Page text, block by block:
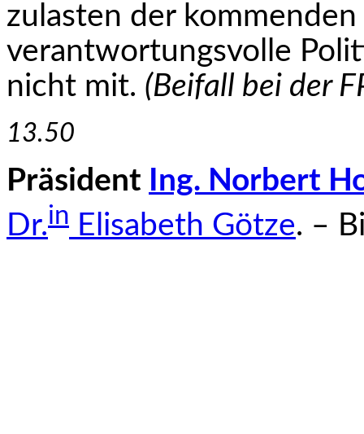
zulasten der
verantwortungsvolle
nicht mit. (Beifall bei der
13.50
Präsident
Ing. Norbert
Dr.in Elisabeth Götze. –